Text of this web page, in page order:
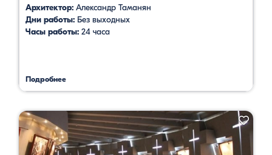
Архитектор: Александр Таманян
Дни работы: Без выходных
Часы работы: 24 часа
Подробнее